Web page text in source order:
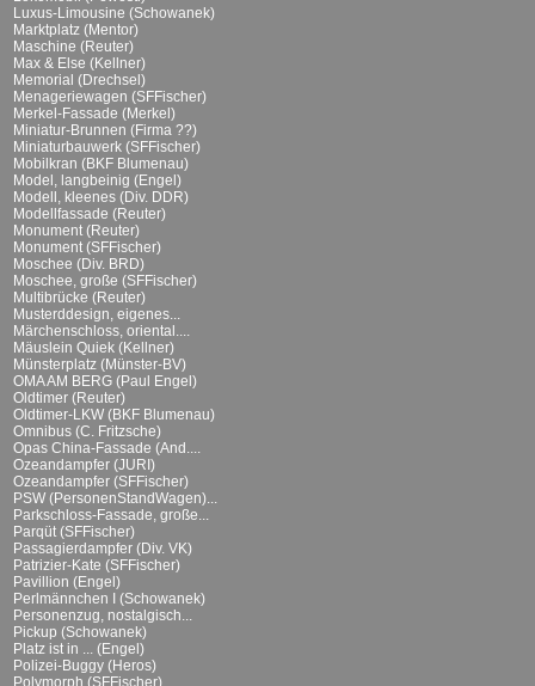
Luxus-Limousine (Schowanek)
Marktplatz (Mentor)
Maschine (Reuter)
Max & Else (Kellner)
Memorial (Drechsel)
Menageriewagen (SFFischer)
Merkel-Fassade (Merkel)
Miniatur-Brunnen (Firma ??)
Miniaturbauwerk (SFFischer)
Mobilkran (BKF Blumenau)
Model, langbeinig (Engel)
Modell, kleenes (Div. DDR)
Modellfassade (Reuter)
Monument (Reuter)
Monument (SFFischer)
Moschee (Div. BRD)
Moschee, große (SFFischer)
Multibrücke (Reuter)
Musterddesign, eigenes...
Märchenschloss, oriental....
Mäuslein Quiek (Kellner)
Münsterplatz (Münster-BV)
OMA AM BERG (Paul Engel)
Oldtimer (Reuter)
Oldtimer-LKW (BKF Blumenau)
Omnibus (C. Fritzsche)
Opas China-Fassade (And....
Ozeandampfer (JURI)
Ozeandampfer (SFFischer)
PSW (PersonenStandWagen)...
Parkschloss-Fassade, große...
Parqüt (SFFischer)
Passagierdampfer (Div. VK)
Patrizier-Kate (SFFischer)
Pavillion (Engel)
Perlmännchen I (Schowanek)
Personenzug, nostalgisch...
Pickup (Schowanek)
Platz ist in ... (Engel)
Polizei-Buggy (Heros)
Polymorph (SFFischer)